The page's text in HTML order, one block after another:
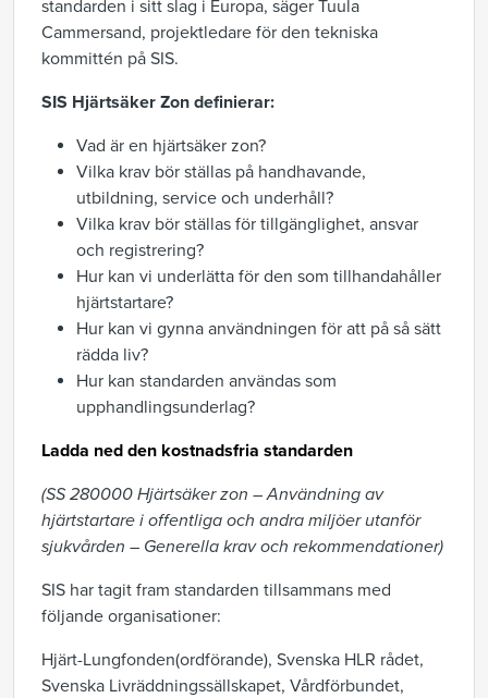
standarden i sitt slag i Europa, säger Tuula
Cammersand, projektledare för den tekniska
kommittén på SIS.
SIS Hjärtsäker Zon definierar:
Vad är en hjärtsäker zon?
Vilka krav bör ställas på handhavande,
utbildning, service och underhåll?
Vilka krav bör ställas för tillgänglighet, ansvar
och registrering?
Hur kan vi underlätta för den som tillhandahåller
hjärtstartare?
Hur kan vi gynna användningen för att på så sätt
rädda liv?
Hur kan standarden användas som
upphandlingsunderlag?
Ladda ned den kostnadsfria standarden
(SS 280000 Hjärtsäker zon – Användning av
hjärtstartare i offentliga och andra miljöer utanför
sjukvården – Generella krav och rekommendationer)
SIS har tagit fram standarden tillsammans med
följande organisationer:
Hjärt-Lungfonden(ordförande), Svenska HLR rådet,
Svenska Livräddningssällskapet, Vårdförbundet,